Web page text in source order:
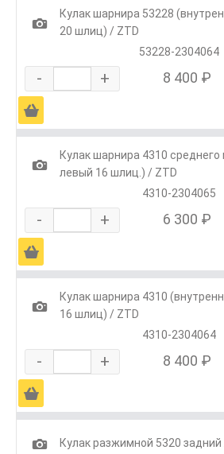
1
Кулак шарнира 53228
20 шлиц) / ZTD
53228-2304064
- + 8 400 ₽
Ä
1
Кулак шарнира 4310
левый 16 шлиц.) / ZTD
4310-2304065
- + 6 300 ₽
Ä
1
Кулак шарнира 4310
16 шлиц) / ZTD
4310-2304064
- + 8 400 ₽
Ä
1
Кулак разжимной 5320